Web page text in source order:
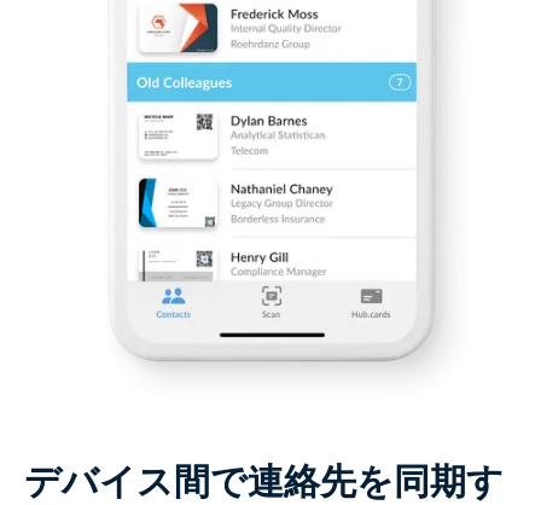
デバイス間で連絡先を同期す